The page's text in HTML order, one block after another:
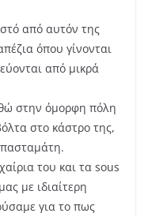
από αυτόν της
όπου γίνονται
από μικρά
στην όμορφη πόλη
στο κάστρο της,
του και τα sous
με ιδιαίτερη
για το πως